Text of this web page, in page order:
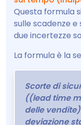
Questa formula
sulle scadenze
due incertezze
La formula è la
Scorte di
((lead time
delle
deviazione